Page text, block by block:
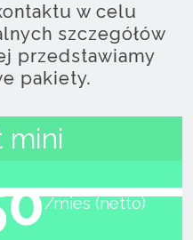
w celu
szczegółów
przedstawiamy
pakiety.
mini
mies (netto)